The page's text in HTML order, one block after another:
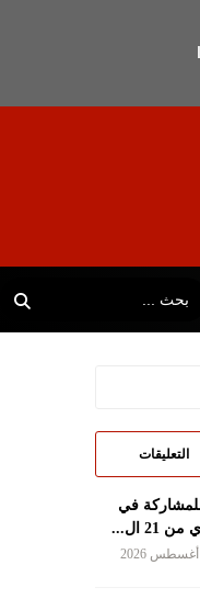
التعليقات
في
21 ال...